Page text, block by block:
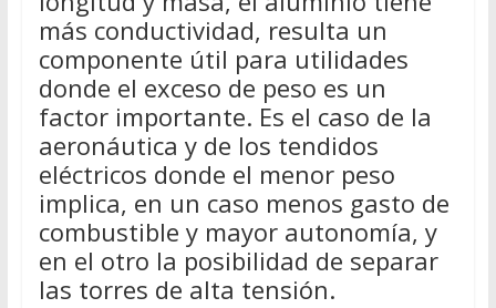
más conductividad, resulta un
componente útil para utilidades
donde el exceso de peso es un
factor importante. Es el caso de la
aeronáutica y de los tendidos
eléctricos donde el menor peso
implica, en un caso menos gasto de
combustible y mayor autonomía, y
en el otro la posibilidad de separar
las torres de alta tensión.